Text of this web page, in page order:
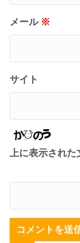
メール ※
サイト
上に表示された